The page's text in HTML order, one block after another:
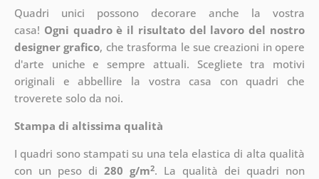
Quadri unici possono decorare anche la vostra
casa! Ogni quadro è il risultato del lavoro del nostro
designer grafico, chetrasforma le sue creazioni in opere
d'arte uniche e sempre attuali. Scegliete tra motivi
originali e abbellire la vostra casa con quadri che
troverete solo da noi.
Stampa di altissima qualità
I quadri sono stampati su una tela elastica di alta qualità
con un peso di 280 g/m2. La qualità dei quadri non